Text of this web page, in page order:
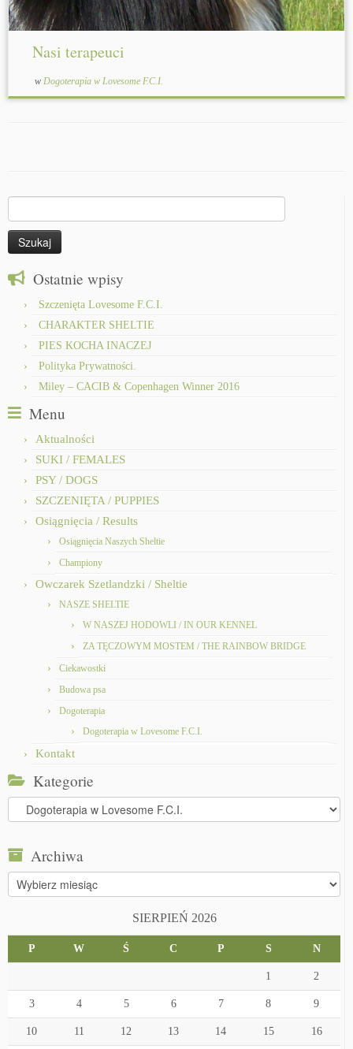
Nasi terapeuci
w Dogoterapia w Lovesome F.C.I.
Ostatnie wpisy
Szczenięta Lovesome F.C.I.
CHARAKTER SHELTIE
PIES KOCHA INACZEJ
Polityka Prywatności.
Miley – CACIB & Copenhagen Winner 2016
Menu
Aktualności
SUKI / FEMALES
PSY / DOGS
SZCZENIĘTA / PUPPIES
Osiągnięcia / Results
Osiągnięcia Naszych Sheltie
Championy
Owczarek Szetlandzki / Sheltie
NASZE SHELTIE
W NASZEJ HODOWLI / IN OUR KENNEL
ZA TĘCZOWYM MOSTEM / THE RAINBOW BRIDGE
Ciekawostki
Budowa psa
Dogoterapia
Dogoterapia w Lovesome F.C.I.
Kontakt
Kategorie
Kategorie
Archiwa
Archiwa
SIERPIEŃ 2026
P W Ś C P S N
1 2
3 4 5 6 7 8 9
10 11 12 13 14 15 16